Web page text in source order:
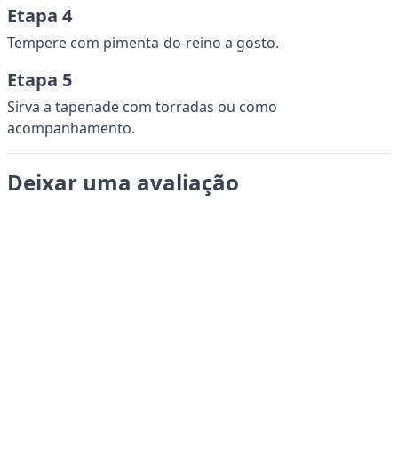
Etapa 4
Tempere com pimenta-do-reino a gosto.
Etapa 5
Sirva a tapenade com torradas ou como
acompanhamento.
Deixar uma avaliação